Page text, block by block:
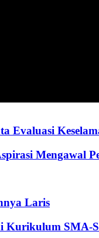
Evaluasi
Mengawal
Laris
Kurikulum SMA-